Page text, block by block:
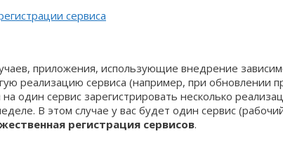
сервиса
приложения, использующие внедрение
реализацию сервиса (например, при обновлении
на один сервис зарегистрировать несколько
В этом случае у вас будет один сервис
регистрация сервисов.